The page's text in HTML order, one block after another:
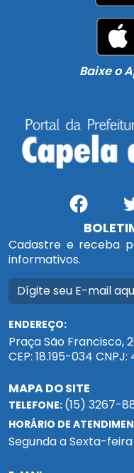
Baixe o
Cadastre e receba
informativos.
ENDEREÇO:
Praça São Francisco,
CEP: 18.195-034
MAPA DO SITE
TELEFONE: (15) 3267-
HORÁRIO DE
Segunda a Sexta-feira